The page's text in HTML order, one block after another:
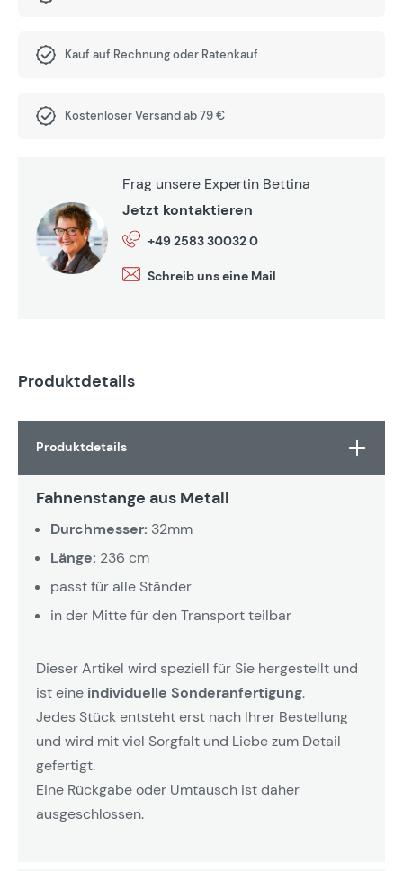
Kauf auf Rechnung oder Ratenkauf
Kostenloser Versand ab 79 €
Frag unsere Expertin Bettina
Jetzt kontaktieren
+49 2583 30032 0
Schreib uns eine Mail
Produktdetails
Produktdetails
Fahnenstange aus Metall
Durchmesser: 32mm
Länge: 236 cm
passt für alle Ständer
in der Mitte für den Transport teilbar
Dieser Artikel wird speziell für Sie hergestellt und
ist eine individuelle Sonderanfertigung.
Jedes Stück entsteht erst nach Ihrer Bestellung
und wird mit viel Sorgfalt und Liebe zum Detail
gefertigt.
Eine Rückgabe oder Umtausch ist daher
ausgeschlossen.